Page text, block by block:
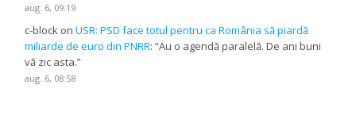
aug. 6, 09:19
c-block onUSR: PSD face totul pentru ca România să piardă
miliarde de euro din PNRR: “Au o agendă paralelă. De ani buni
vă zic asta.”
aug. 6, 08:58